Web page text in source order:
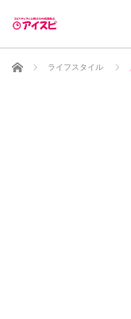
ホーム ライフスタイル